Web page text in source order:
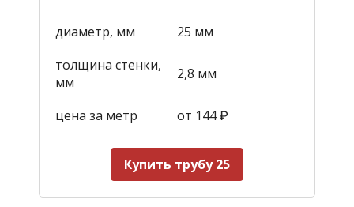
диаметр, мм
25 мм
толщина стенки,
мм
2,8 мм
цена за метр от 144₽
Купить трубу 25